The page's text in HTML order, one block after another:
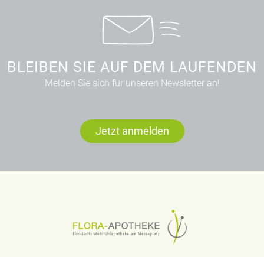
BLEIBEN SIE AUF DEM LAUFENDEN
Melden Sie sich für unseren Newsletter an!
Jetzt anmelden